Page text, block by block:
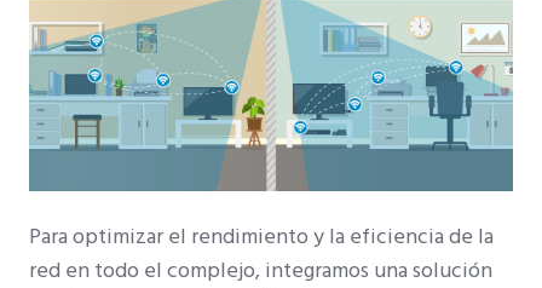
Para optimizar el rendimiento y la eficiencia de la
red en todo el complejo, integramos una solución